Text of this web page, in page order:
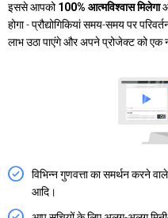
इससे आपको100% आत्मविश्वास मिलेगा
होगा - प्रौद्योगिकियां समय-समय पर
लाभ उठा पाएंगे और अपने प्रोजेक्ट को
विभिन्न गुणवत्ता का समर्थन करने
आदि।